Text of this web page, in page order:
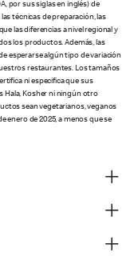
por sus siglas en inglés) de
técnicas de preparación, las
las diferencias a nivel regional y
los productos. Además, las
esperarse algún tipo de variación
restaurantes. Los tamaños
ni especifica que sus
Hala, Kosher ni ningún otro
sean vegetarianos, veganos
enero de 2025, a menos que se